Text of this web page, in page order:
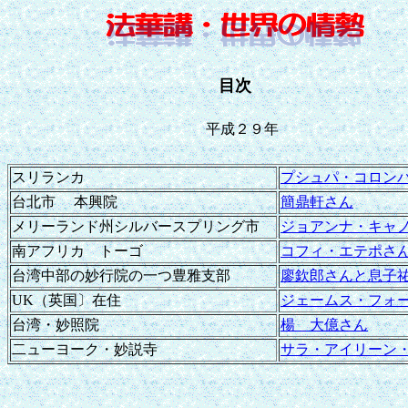
目次
平成２９年
スリランカ
プシュパ・コロン
台北市 本興院
簡鼎軒さん
メリーランド州シルバースプリング市
ジョアンナ・キャ
南アフリカ トーゴ
コフィ・エテポさ
台湾中部の妙行院の一つ豊雅支部
廖欽郎さんと息子
UK（英国〕在住
ジェームス・フォ
台湾・妙照院
楊 大億さん
二ューヨーク・妙説寺
サラ・アイリーン